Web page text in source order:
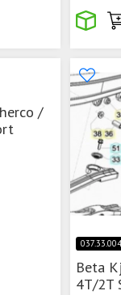
/
Beta
4T/2T